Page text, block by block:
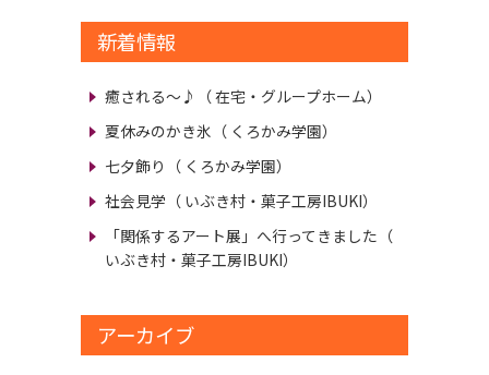
新着情報
癒される～♪
（ 在宅・グループホーム）
夏休みのかき氷 （ くろかみ学園）
七夕飾り
（ くろかみ学園）
社会見学 （ いぶき村・菓子工房IBUKI）
「関係するアート展」へ行ってきました （
いぶき村・菓子工房IBUKI）
アーカイブ